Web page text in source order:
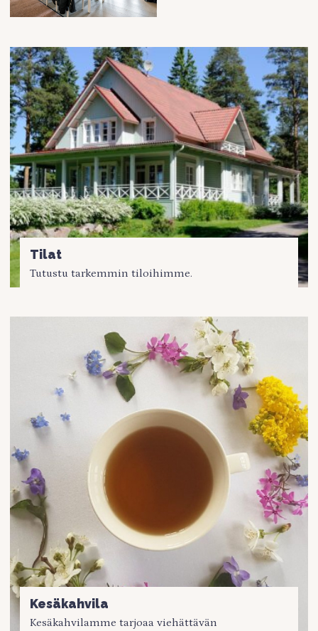
Tilat
Tutustu tarkemmin tiloihimme.
Kesäkahvila
Kesäkahvilamme tarjoaa viehättävän